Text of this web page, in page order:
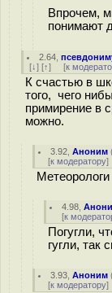
Впрочем,
понимают
2.64 ,
[↓] [↑] [к
К счастью в
того, чего
примирение в
можно.
3.92 ,Аноним
[к модератору]
4.98 ,
[к
Погугли,
гугли, так
3.93 ,Аноним
[к модератору]